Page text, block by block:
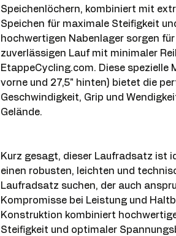
Speichenlöchern, kombiniert mit
Speichen für maximale Steifigkeit
hochwertigen Nabenlager sorgen
zuverlässigen Lauf mit minimaler
EtappeCycling.com. Diese spezielle
vorne und 27,5" hinten) bietet die
Geschwindigkeit, Grip und
Gelände.
Kurz gesagt, dieser Laufradsatz ist
einen robusten, leichten und
Laufradsatz suchen, der auch
Kompromisse bei Leistung und
Konstruktion kombiniert
Steifigkeit und optimaler